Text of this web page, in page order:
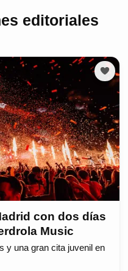
editoriales
con dos días
Music
y una gran cita juvenil en